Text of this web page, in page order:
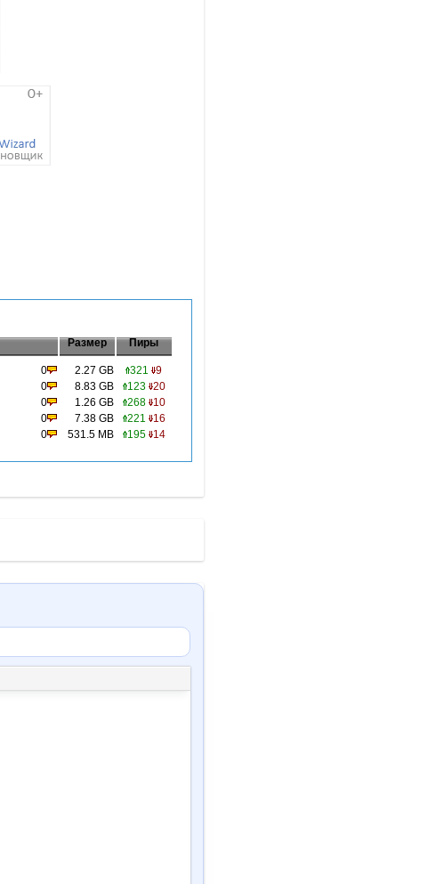
Размер Пиры
0 2.27 GB 321
9
0 8.83 GB 123 20
0 1.26 GB 268 10
0 7.38 GB 221
16
0 531.5 MB 195 14